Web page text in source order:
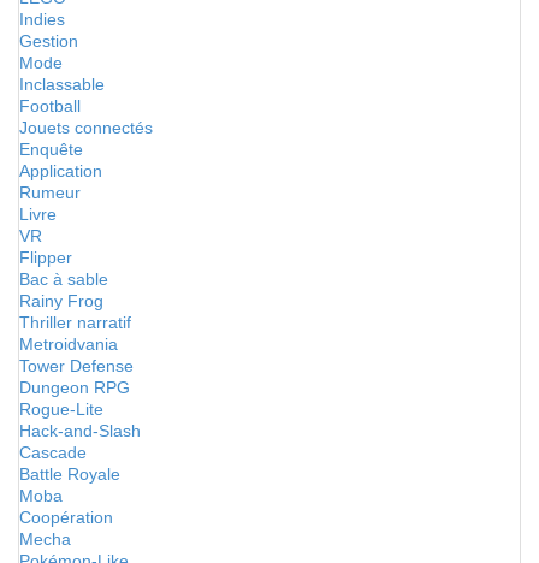
Indies
Gestion
Mode
Inclassable
Football
Jouets connectés
Enquête
Application
Rumeur
Livre
VR
Flipper
Bac à sable
Rainy Frog
Thriller narratif
Metroidvania
Tower Defense
Dungeon RPG
Rogue-Lite
Hack-and-Slash
Cascade
Battle Royale
Moba
Coopération
Mecha